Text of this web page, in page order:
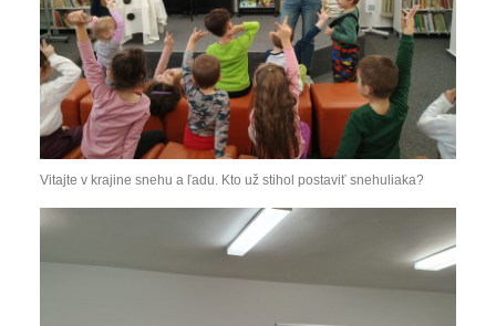
Vitajte v krajine snehu a ľadu. Kto už stihol postaviť snehuliaka?